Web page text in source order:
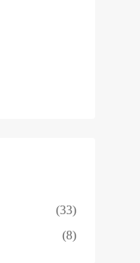
(33)
(8)